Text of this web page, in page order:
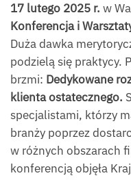
17 lutego 2025 r. w
Konferencja i
Duża dawka
podzielą się praktycy.
brzmi: Dedykowane
klienta ostatecznego.
specjalistami, którzy
branży poprzez
w różnych obszarach
konferencją objęła